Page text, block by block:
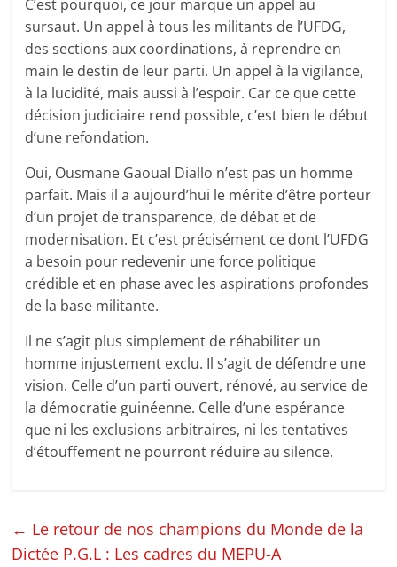
C’est pourquoi, ce jour marque un appel au
sursaut. Un appel à tous les militants de l’UFDG,
des sections aux coordinations, à reprendre en
main le destin de leur parti. Un appel à la vigilance,
à la lucidité, mais aussi à l’espoir. Car ce que cette
décision judiciaire rend possible, c’est bien le début
d’une refondation.
Oui, Ousmane Gaoual Diallo n’est pas un homme
parfait. Mais il a aujourd’hui le mérite d’être porteur
d’un projet de transparence, de débat et de
modernisation. Et c’est précisément ce dont l’UFDG
a besoin pour redevenir une force politique
crédible et en phase avec les aspirations profondes
de la base militante.
Il ne s’agit plus simplement de réhabiliter un
homme injustement exclu. Il s’agit de défendre une
vision. Celle d’un parti ouvert, rénové, au service de
la démocratie guinéenne. Celle d’une espérance
que ni les exclusions arbitraires, ni les tentatives
d’étouffement ne pourront réduire au silence.
← Le retour de nos champions du Monde de la
Dictée P.G.L : Les cadres du MEPU-A